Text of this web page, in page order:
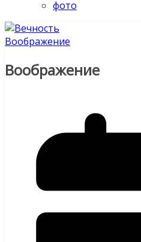
фото
Воображение
Воображение